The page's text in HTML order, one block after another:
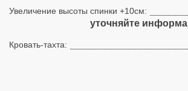
Увеличение высоты спинки +10см:
уточняйте
Кровать-тахта: